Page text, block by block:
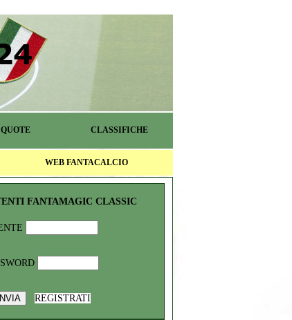
QUOTE CLASSIFICHE
WEB FANTACALCIO
FANTAMAGIC CLASSIC
REGISTRATI